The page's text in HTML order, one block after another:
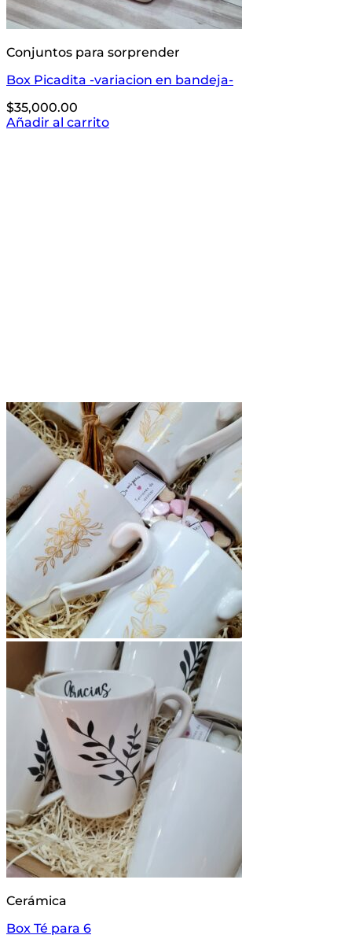
Conjuntos para sorprender
Box Picadita -variacion en bandeja-
$35,000.00
Añadir al carrito
Cerámica
Box Té para 6